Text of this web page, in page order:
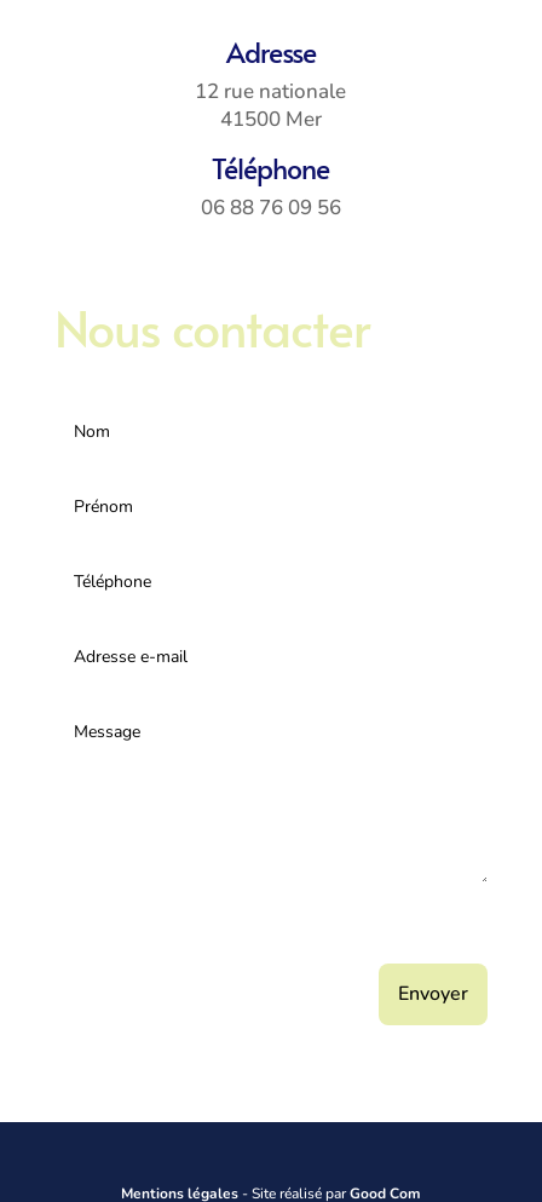
Adresse
12 rue nationale
41500 Mer
Téléphone
06 88 76 09 56
Nous contacter
Envoyer
Mentions légales- Site réalisé parGood Com